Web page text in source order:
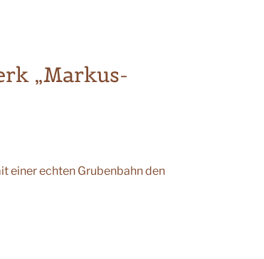
„Markus-
einer echten Grubenbahn den